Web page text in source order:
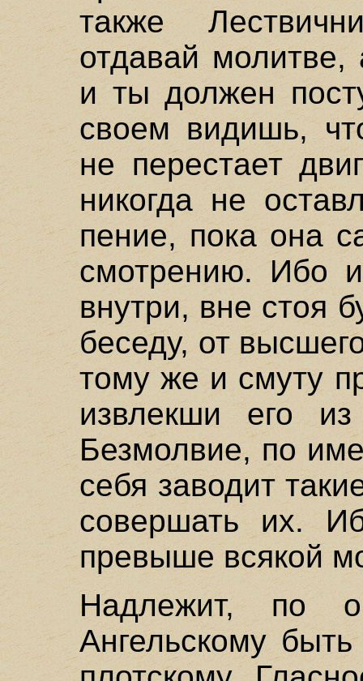
также
отдавай
и ты должен
своем видишь,
не перестает
никогда не
пение, пока она
смотрению. Ибо
внутри, вне стоя
беседу, от
тому же и смуту
извлекши его
Безмолвие, по
себя заводит
совершать их.
превыше всякой
Надлежит, по
Ангельскому